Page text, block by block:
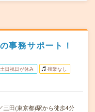
事務サポート！
土日祝日が休み 残業なし
三田(東京都)駅から徒歩4分